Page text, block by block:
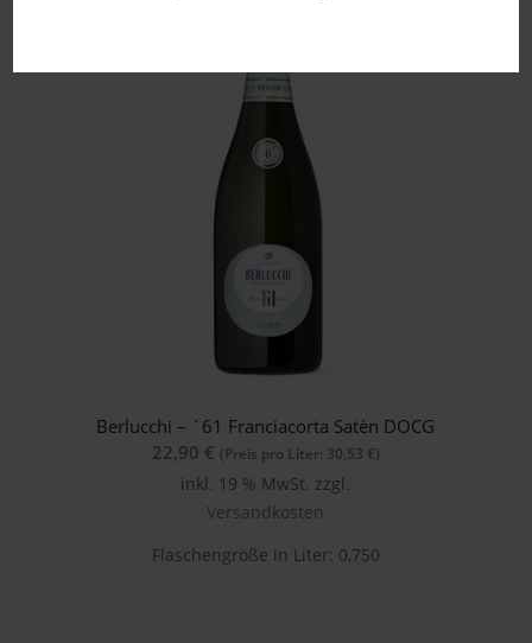
Berlucchi – ´61 Franciacorta Satèn DOCG
22,90 € (Preis pro Liter: 30,53 €)
inkl. 19 % MwSt. zzgl.
Versandkosten
Flaschengröße in Liter: 0,750